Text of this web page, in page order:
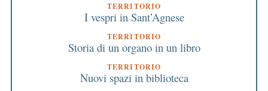
TERRITORIO
I vespri in Sant’Agnese
TERRITORIO
Storia di un organo in un libro
TERRITORIO
Nuovi spazi in biblioteca